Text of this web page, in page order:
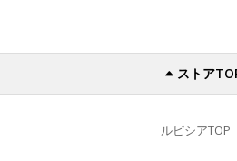
ストア
ルピシアTOP